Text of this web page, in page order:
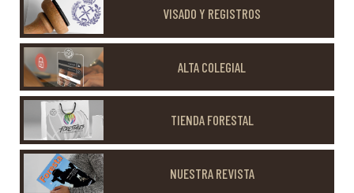
VISADO Y REGISTROS
ALTA COLEGIAL
TIENDA FORESTAL
NUESTRA REVISTA